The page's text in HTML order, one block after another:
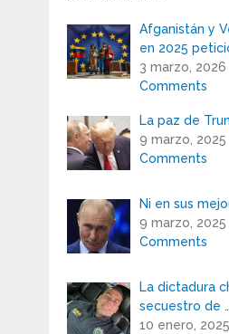
Afganistán y
en 2025
3 marzo, 2026
Comments
La paz de
9 marzo, 2025
Comments
Ni en sus
9 marzo, 2025
Comments
La dictadura
secuestro de …
10 enero, 2025